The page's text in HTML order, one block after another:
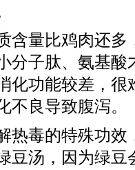
量比鸡肉还多
分子肽、氨基酸
化功能较差，很
不良导致腹泻。
毒的特殊功效
豆汤，因为绿豆